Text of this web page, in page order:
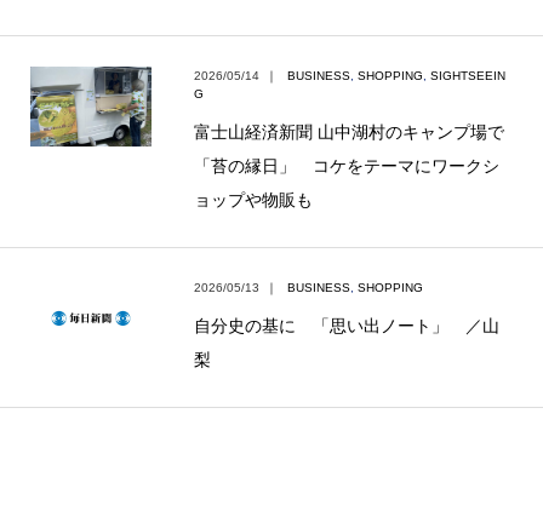
2026/05/14 ｜ BUSINESS SHOPPING
SIGHTSEEIN
G
富士山経済新聞 山中湖村のキャンプ場で
「苔の縁日」 コケをテーマにワークシ
ョップや物販も
2026/05/13 ｜ BUSINESS SHOPPING
自分史の基に 「思い出ノート」 ／山
梨